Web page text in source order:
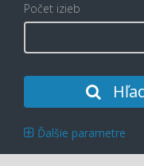
Počet izieb
Ďalšie parametre